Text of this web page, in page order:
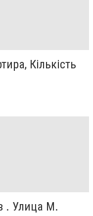
Кількість
. Улица М.